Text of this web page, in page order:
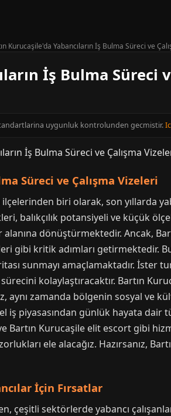
Kurucaşile'da Yabancıların İş Bulma Süreci ve
İş Bulma Süreci
uygunluk kontrolunden gecmistir.
Süreci ve Çalışma Vizeleri
biri olarak, son yıllarda
balıkçılık potansiyeli ve küçük
dönüştürmektedir. Ancak,
gibi kritik adımları getirmektedir.
sunmayı amaçlamaktadır. İster
kolaylaştıracaktır. Bartın
aynı zamanda bölgenin sosyal ve
iş piyasasından günlük hayata dair
Bartın Kurucaşile elit escort gibi
ele alacağız. Hazırsanız,
İçin Fırsatlar
çeşitli sektörlerde yabancı